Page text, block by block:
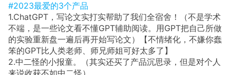
#2023最爱的3个产品
1.ChatGPT，写论文实打实帮助了我们全宿舍！（不是学术
不端，是一些论文看不懂GPT辅助阅读。用GPT把自己所做
的实验重新盘一遍后再开始写论文）【不情绪化，不嫌你蠢
笨的GPT比人类老师、师兄师姐可好太多了】
2.中二怪的小报童。（其实还买了产品沉思录，但是对个人